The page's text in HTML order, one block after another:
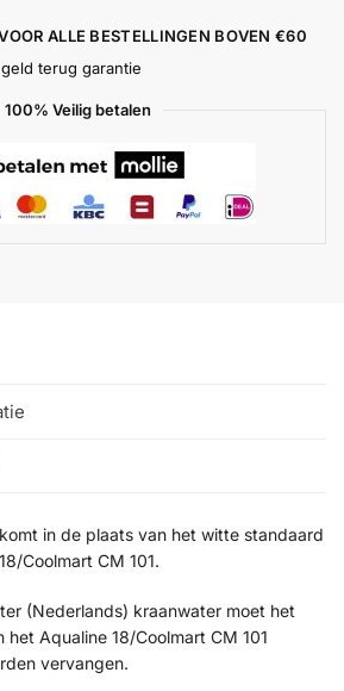
ALLE BESTELLINGEN BOVEN €60
terug garantie
100% Veilig betalen
in de plaats van het witte standaard
Coolmart CM 101.
(Nederlands) kraanwater moet het
Aqualine 18/Coolmart CM 101
vervangen.